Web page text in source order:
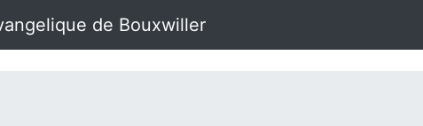
de Bouxwiller